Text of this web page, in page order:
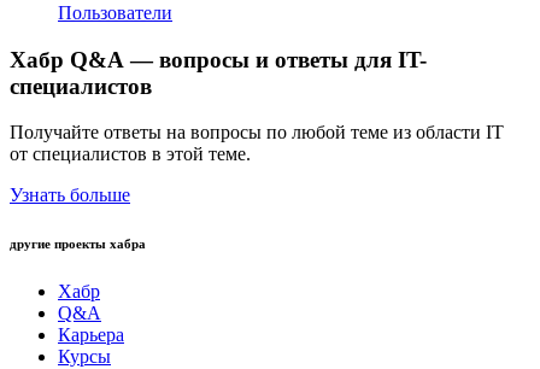
Пользователи
Хабр Q&A — вопросы и ответы для IT-
специалистов
Получайте ответы на вопросы по любой теме из области IT
от специалистов в этой теме.
Узнать больше
другие проекты хабра
Хабр
Q&A
Карьера
Курсы